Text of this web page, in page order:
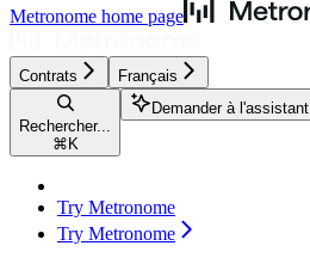
Metronome home page
Contrats Français
Rechercher...
⌘ K
Demander à l'assistant
Try Metronome
Try Metronome